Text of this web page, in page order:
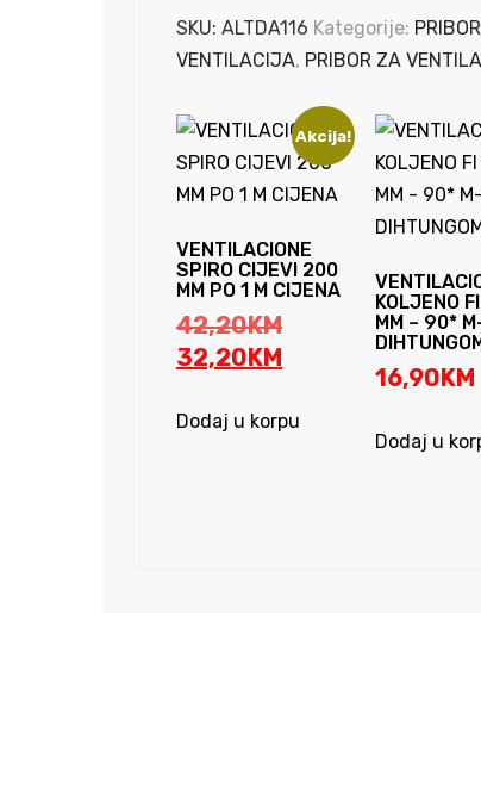
DOVOD
ZRAKA
160
MM
količina
SKU: ALTDA116 Kategorije:
VENTILACIJA, PRIBOR ZA
Akcija!
VENTILACIONE
SPIRO CIJEVI 200
MM PO 1 M CIJENA
42,20KMOriginal
42,20KM.
32,20KM
is:
32,20KM.
Dodaj u korpu
KOLJENO
MM – 90*
16,90KM
Dodaj u